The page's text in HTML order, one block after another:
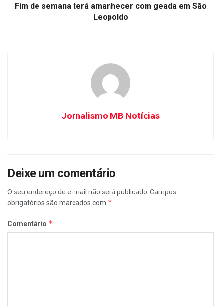
Fim de semana terá amanhecer com geada em São
Leopoldo
Jornalismo MB Notícias
Deixe um comentário
O seu endereço de e-mail não será publicado. Campos
obrigatórios são marcados com *
Comentário *